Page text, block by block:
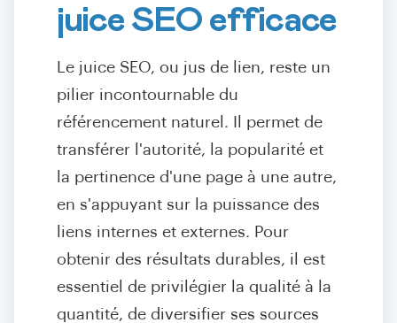
juice SEO efficace
Le juice SEO, ou jus de lien, reste un
pilier incontournable du
référencement naturel. Il permet de
transférer l'autorité, la popularité et
la pertinence d'une page à une autre,
en s'appuyant sur la puissance des
liens internes et externes. Pour
obtenir des résultats durables, il est
essentiel de privilégier la qualité à la
quantité, de diversifier ses sources